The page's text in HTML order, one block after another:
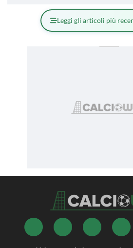
Leggi gli articoli più